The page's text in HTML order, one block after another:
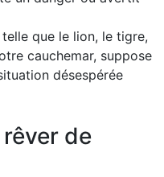
que le lion, le tigre,
cauchemar, suppose
désespérée
de